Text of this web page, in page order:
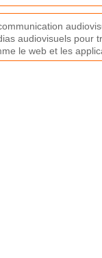
audiovis
ias audiovisuels pour
e le web et les